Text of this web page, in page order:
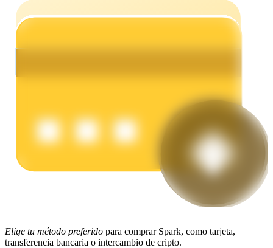
Power Piggy
Gana recompensas competitivas diariamente
Elige tu método preferido para comprar Spark, como tarjeta,
transferencia bancaria o intercambio de cripto.